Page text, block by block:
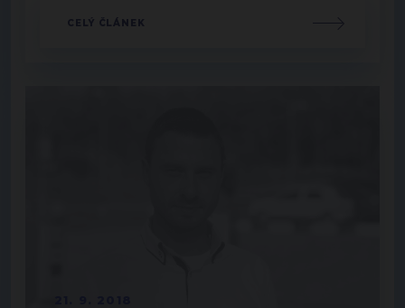
CELÝ ČLÁNEK